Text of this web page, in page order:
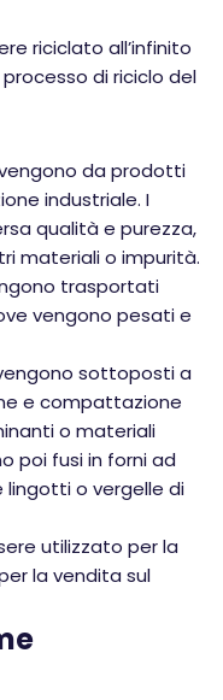
riciclato all’infinito
di riciclo del
da prodotti
industriale. I
qualità e purezza,
materiali o impurità.
trasportati
vengono pesati e
sottoposti a
e compattazione
o materiali
poi fusi in forni ad
o vergelle di
utilizzato per la
la vendita sul